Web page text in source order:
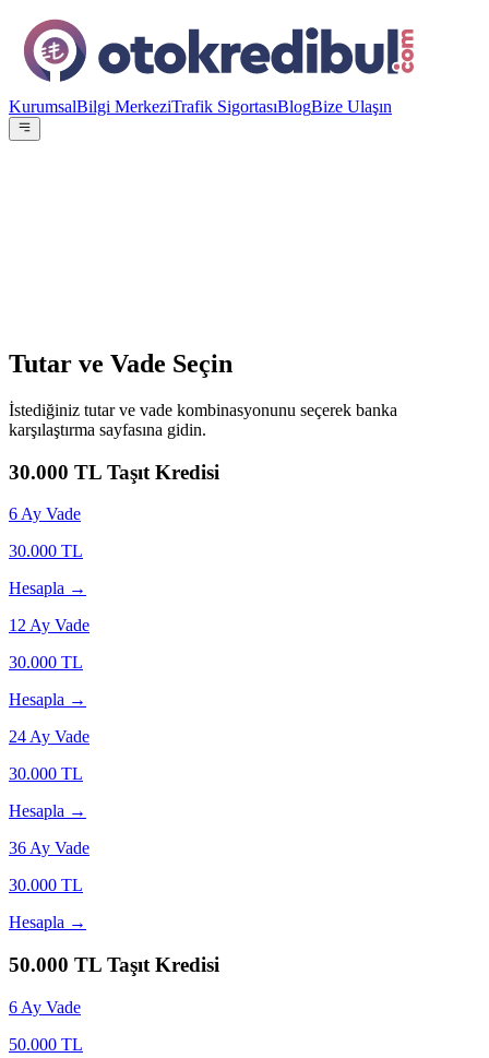
KurumsalBilgi MerkeziTrafik SigortasıBlogBize Ulaşın
Tutar ve Vade Seçin
İstediğiniz tutar ve vade kombinasyonunu seçerek banka
karşılaştırma sayfasına gidin.
30.000 TL Taşıt Kredisi
6 Ay Vade
30.000 TL
Hesapla →
12 Ay Vade
30.000 TL
Hesapla →
24 Ay Vade
30.000 TL
Hesapla →
36 Ay Vade
30.000 TL
Hesapla →
50.000 TL Taşıt Kredisi
6 Ay Vade
50.000 TL